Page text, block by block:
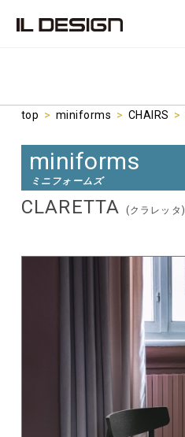
top > miniforms > CHAIRS >
miniforms
ミニフォームズ
CLARETTA (クラレッタ)